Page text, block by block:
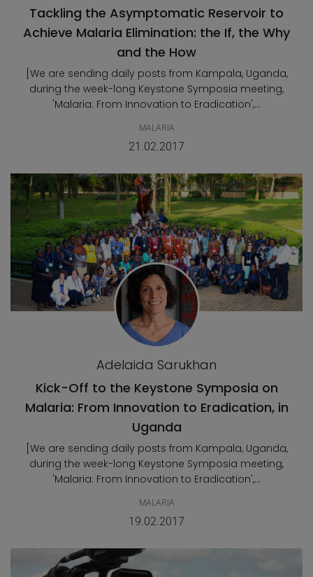
Tackling the Asymptomatic Reservoir to
Achieve Malaria Elimination: the If, the Why
and the How
[We are sending daily posts from Kampala, Uganda,
during the week-long Keystone Symposia meeting,
'Malaria: From Innovation to Eradication',...
MALARIA
21.02.2017
Adelaida Sarukhan
Kick-Off to the Keystone Symposia on
Malaria: From Innovation to Eradication, in
Uganda
[We are sending daily posts from Kampala, Uganda,
during the week-long Keystone Symposia meeting,
'Malaria: From Innovation to Eradication',...
MALARIA
19.02.2017